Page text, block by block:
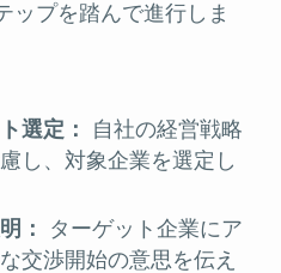
ップを踏んで進行しま
選定：
自社の経営戦略
し、対象企業を選定し
：
ターゲット企業にア
交渉開始の意思を伝え